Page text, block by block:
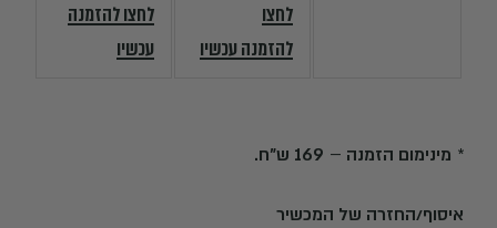
לחצו
להזמנה עכשיו
לחצו להזמנה
עכשיו
* מינימום הזמנה – 169 ש"ח.
איסוף/החזרה של המכשיר